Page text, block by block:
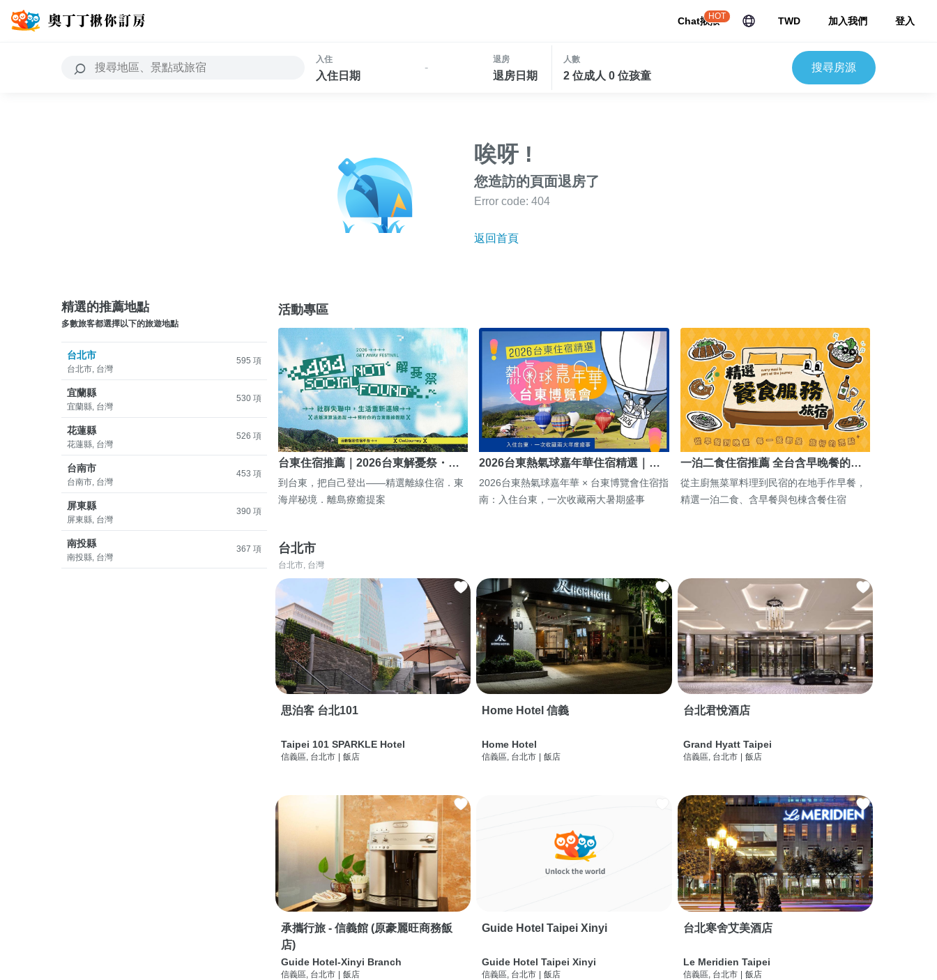
Chat揪揪
HOT TWD 加入我們 登入
入住
入住日期
-
退房
退房日期
人數
2 位成人 0 位孩童
搜尋房源
唉呀 !
您造訪的頁面退房了
Error code: 404
返回首頁
精選的推薦地點
多數旅客都選擇以下的旅遊地點
台北市
台北市, 台灣
595 項
宜蘭縣
宜蘭縣, 台灣
530 項
花蓮縣
花蓮縣, 台灣
526 項
台南市
台南市, 台灣
453 項
屏東縣
屏東縣, 台灣
390 項
南投縣
南投縣, 台灣
367 項
活動專區
台東住宿推薦｜2026台東解憂祭・…
到台東，把自己登出——精選離線住宿．東
海岸秘境．離島療癒提案
2026台東熱氣球嘉年華住宿精選｜…
2026台東熱氣球嘉年華 × 台東博覽會住宿指
南：入住台東，一次收藏兩大暑期盛事
一泊二食住宿推薦 全台含早晚餐的…
從主廚無菜單料理到民宿的在地手作早餐，
精選一泊二食、含早餐與包棟含餐住宿
台北市
台北市, 台灣
思泊客 台北101
Taipei 101 SPARKLE Hotel
信義區, 台北市 飯店
Home Hotel 信義
Home Hotel
信義區, 台北市 飯店
台北君悅酒店
Grand Hyatt Taipei
信義區, 台北市 飯店
承攜行旅 - 信義館 (原豪麗旺商務飯
店)
Guide Hotel-Xinyi Branch
信義區, 台北市 | 飯店
Guide Hotel Taipei Xinyi
Guide Hotel Taipei Xinyi
信義區, 台北市 | 飯店
台北寒舍艾美酒店
Le Meridien Taipei
信義區, 台北市 | 飯店